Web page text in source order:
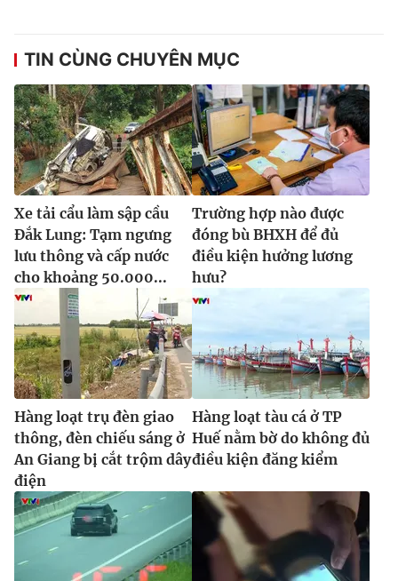
TIN CÙNG CHUYÊN MỤC
Xe tải cẩu làm sập cầu
Đắk Lung: Tạm ngưng
lưu thông và cấp nước
cho khoảng 50.000...
Trường hợp nào được
đóng bù BHXH để đủ
điều kiện hưởng lương
hưu?
Hàng loạt trụ đèn giao
thông, đèn chiếu sáng ở
An Giang bị cắt trộm dây
điện
Hàng loạt tàu cá ở TP
Huế nằm bờ do không đủ
điều kiện đăng kiểm